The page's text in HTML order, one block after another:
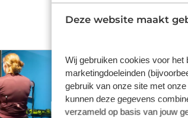
Deze website maakt
Wij gebruiken cookies voor het
marketingdoeleinden
gebruik van onze site met
kunnen deze gegevens
verzameld op basis van jouw